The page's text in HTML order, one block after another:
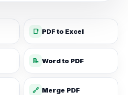
📑 PDF to Excel
📝 Word to PDF
🔗 Merge PDF